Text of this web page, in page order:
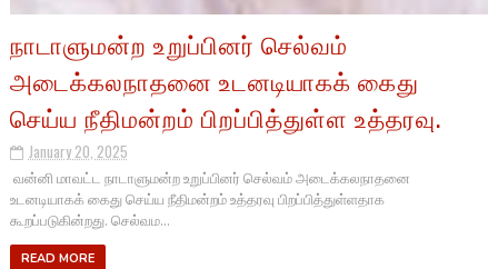
நாடாளுமன்ற உறுப்பினர் செல்வம்
அடைக்கலநாதனை உடனடியாகக் கைது
செய்ய நீதிமன்றம் பிறப்பித்துள்ள உத்தரவு.
January 20, 2025
வன்னி மாவட்ட நாடாளுமன்ற உறுப்பினர் செல்வம் அடைக்கலநாதனை
உடனடியாகக் கைது செய்ய நீதிமன்றம் உத்தரவு பிறப்பித்துள்ளதாக
கூறப்படுகின்றது. செல்வம...
READ MORE